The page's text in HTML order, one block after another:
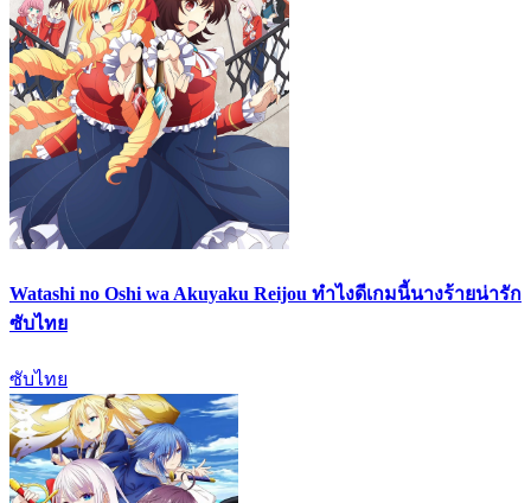
Watashi no Oshi wa Akuyaku Reijou ทำไงดีเกมนี้นางร้ายน่ารัก
ซับไทย
ซับไทย